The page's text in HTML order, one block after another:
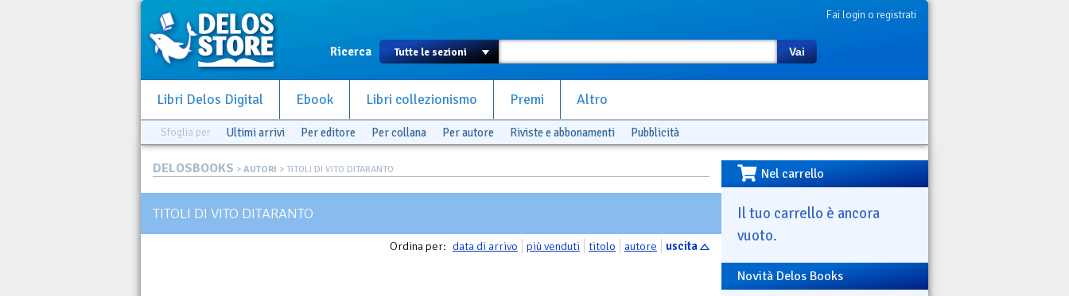
Fai login o registrati
Ricerca Vai
Libri Delos Digital Ebook Libri collezionismo Premi Altro
Sfoglia per Ultimi arrivi Per editore Per collana Per autore Riviste e abbonamenti Pubblicità
DELOSBOOKS > AUTORI > TITOLI DI VITO DITARANTO
TITOLI DI VITO DITARANTO
Ordina per: data di arrivo più venduti titolo autore uscita
Nel carrello
Il tuo carrello è ancora
vuoto.
Novità Delos Books